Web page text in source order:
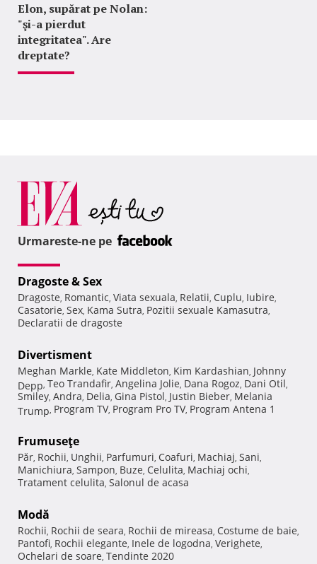
Elon, supărat pe Nolan:
"şi-a pierdut
integritatea". Are
dreptate?
Urmareste-ne pe
Dragoste & Sex
Dragoste, Romantic, Viata sexuala, Relatii, Cuplu, Iubire,
Casatorie, Sex, Kama Sutra, Pozitii sexuale Kamasutra,
Declaratii de dragoste
Divertisment
Meghan Markle, Kate Middleton, Kim Kardashian, Johnny
Depp, Teo Trandafir, Angelina Jolie, Dana Rogoz, Dani Otil,
Smiley, Andra, Delia, Gina Pistol, Justin Bieber, Melania
Trump, Program TV, Program Pro TV, Program Antena 1
Frumuseţe
Păr, Rochii, Unghii, Parfumuri, Coafuri, Machiaj, Sani,
Manichiura, Sampon, Buze, Celulita, Machiaj ochi,
Tratament celulita, Salonul de acasa
Modă
Rochii, Rochii de seara, Rochii de mireasa, Costume de baie,
Pantofi, Rochii elegante, Inele de logodna, Verighete,
Ochelari de soare, Tendinte 2020